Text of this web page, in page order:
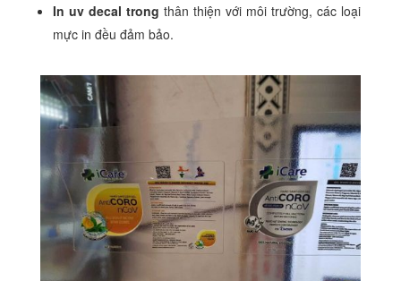
In uv decal trong thân thiện với môi trường, các loại
mực in đều đảm bảo.